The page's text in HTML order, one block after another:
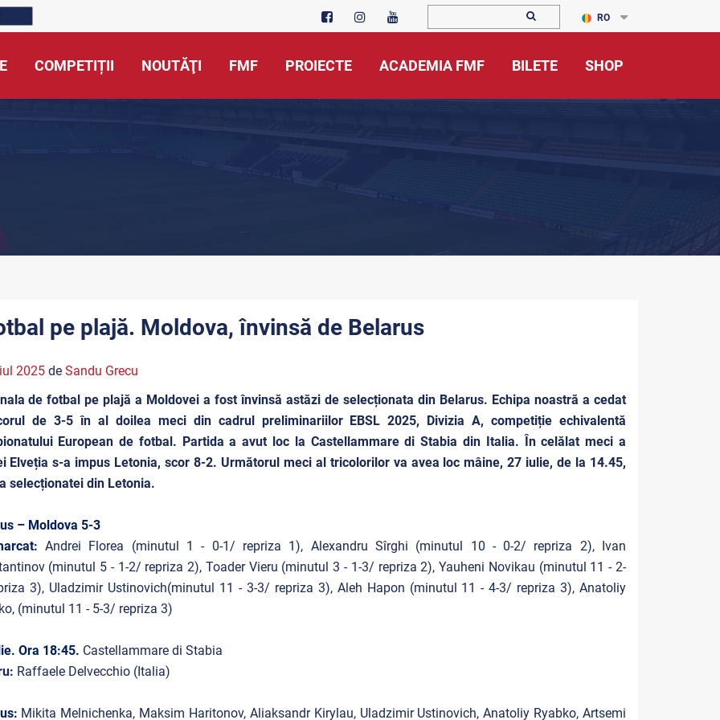
RO
COMPETIȚII NOUTĂŢI FMF PROIECTE ACADEMIA FMF BILETE SHOP
pe plajă. Moldova, învinsă de Belarus
2025de Sandu Grecu
de fotbal pe plajă a Moldovei a fost învinsă astăzi de selecționata din Belarus. Echipa noastră a cedat
de 3-5 în al doilea meci din cadrul preliminariilor EBSL 2025, Divizia A, competiție echivalentă
European de fotbal. Partida a avut loc la Castellammare di Stabia din Italia. În celălat meci a
Elveția s-a impus Letonia, scor 8-2. Următorul meci al tricolorilor va avea loc mâine, 27 iulie, de la 14.45,
selecționatei din Letonia.
– Moldova 5-3
Andrei Florea (minutul 1 - 0-1/ repriza 1), Alexandru Sîrghi (minutul 10 - 0-2/ repriza 2),Ivan
(minutul 5 - 1-2/ repriza 2), Toader Vieru (minutul 3 - 1-3/ repriza 2), Yauheni Novikau (minutul 11 - 2-
3), Uladzimir Ustinovich(minutul 11 - 3-3/ repriza 3),Aleh Hapon (minutul 11 - 4-3/ repriza 3), Anatoliy
(minutul 11 - 5-3/ repriza 3)
Ora 18:45. Castellammare di Stabia
Raffaele Delvecchio(Italia)
Mikita Melnichenka, Maksim Haritonov, Aliaksandr Kirylau, Uladzimir Ustinovich, Anatoliy Ryabko, Artsemi